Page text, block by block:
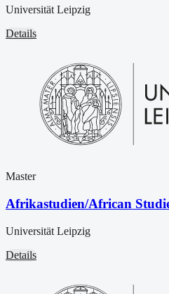
Universität Leipzig
Details
Master
Afrikastudien/African
Universität Leipzig
Details